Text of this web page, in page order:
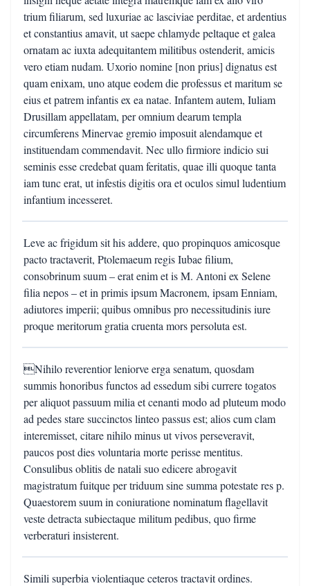
trium filiarum, sed luxuriae ac lasciviae perditae, et ardentius
et constantius amavit, ut saepe chlamyde peltaque et galea
ornatam ac iuxta adequitantem militibus ostenderit, amicis
vero etiam nudam. Uxorio nomine [non prius] dignatus est
quam enixam, uno atque eodem die professus et maritum se
eius et patrem infantis ex ea natae. Infantem autem, Iuliam
Drusillam appellatam, per omnium dearum templa
circumferens Minervae gremio imposuit alendamque et
instituendam commendavit. Nec ullo firmiore indicio sui
seminis esse credebat quam feritatis, quae illi quoque tanta
iam tunc erat, ut infestis digitis ora et oculos simul ludentium
infantium incesseret.
Leve ac frigidum sit his addere, quo propinquos amicosque
pacto tractaverit, Ptolemaeum regis Iubae filium,
consobrinum suum – erat enim et is M. Antoni ex Selene
filia nepos – et in primis ipsum Macronem, ipsam Enniam,
adiutores imperii; quibus omnibus pro necessitudinis iure
proque meritorum gratia cruenta mors persoluta est.
Nihilo reverentior leniorve erga senatum, quosdam
summis honoribus functos ad essedum sibi currere togatos
per aliquot passuum milia et cenanti modo ad pluteum modo
ad pedes stare succinctos linteo passus est; alios cum clam
interemisset, citare nihilo minus ut vivos perseveravit,
paucos post dies voluntaria morte perisse mentitus.
Consulibus oblitis de natali suo edicere abrogavit
magistratum fuitque per triduum sine summa potestate res p.
Quaestorem suum in coniuratione nominatum flagellavit
veste detracta subiectaque militum pedibus, quo firme
verberaturi insisterent.
Simili superbia violentiaque ceteros tractavit ordines.